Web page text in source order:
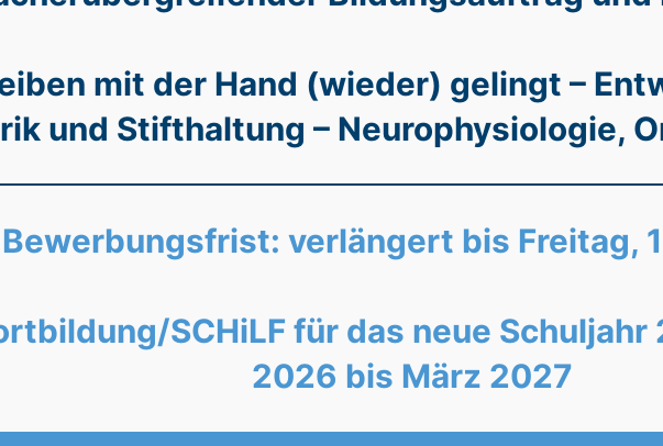
mit der Hand (wieder) gelingt –
und Stifthaltung – Neurophysiologie,
Bewerbungsfrist: verlängert bis Freitag,
SCHiLF für das neue
2026 bis März 2027